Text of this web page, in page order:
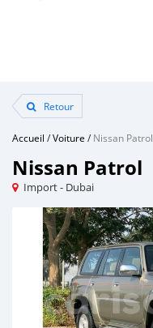
Retour
Accueil /Voiture /Nissan Patrol
Nissan Patrol
Import - Dubai